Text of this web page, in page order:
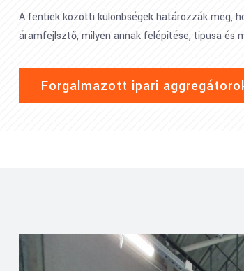
A fentiek közötti különbségek határozzák meg,
áramfejlsztő, milyen annak felépítése, típusa és
Forgalmazott ipari